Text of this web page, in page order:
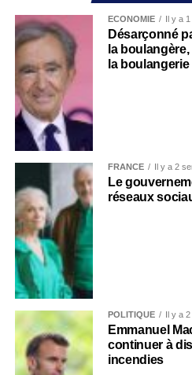
ECONOMIE Il y a
Désarçonné
la
la boulangerie
FRANCE Il y a 2
Le
réseaux
POLITIQUE Il y a
Emmanuel
continuer à
incendies